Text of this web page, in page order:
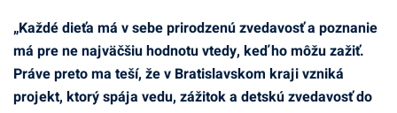
„Každé dieťa má v sebe prirodzenú zvedavosť a poznanie
má pre ne najväčšiu hodnotu vtedy, keď ho môžu zažiť.
Práve preto ma teší, že v Bratislavskom kraji vzniká
projekt, ktorý spája vedu, zážitok a detskú zvedavosť do